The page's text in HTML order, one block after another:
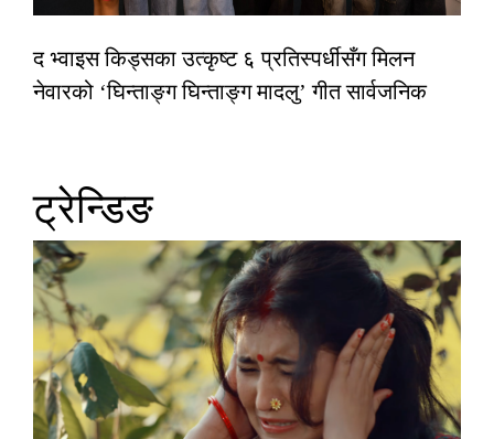
द भ्वाइस किड्सका उत्कृष्ट ६ प्रतिस्पर्धीसँग मिलन
नेवारको ‘घिन्ताङ्ग घिन्ताङ्ग मादलु’ गीत सार्वजनिक
ट्रेन्डिङ